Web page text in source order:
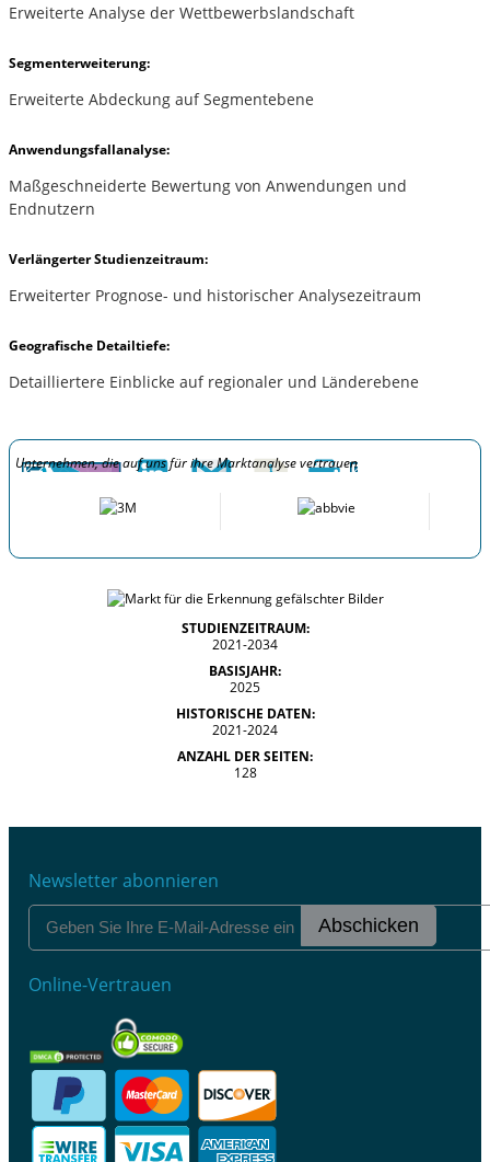
Erweiterte Analyse der Wettbewerbslandschaft
Segmenterweiterung:
Erweiterte Abdeckung auf Segmentebene
Anwendungsfallanalyse:
Maßgeschneiderte Bewertung von Anwendungen und
Endnutzern
Verlängerter Studienzeitraum:
Erweiterter Prognose- und historischer Analysezeitraum
Geografische Detailtiefe:
Detailliertere Einblicke auf regionaler und Länderebene
Unternehmen, die auf uns für ihre Marktanalyse vertrauen
STUDIENZEITRAUM:
2021-2034
BASISJAHR:
2025
HISTORISCHE DATEN:
2021-2024
ANZAHL DER SEITEN:
128
Newsletter abonnieren
Abschicken
Online-Vertrauen